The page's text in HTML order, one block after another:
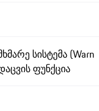
სისტემა (Warn
ფუნქცია